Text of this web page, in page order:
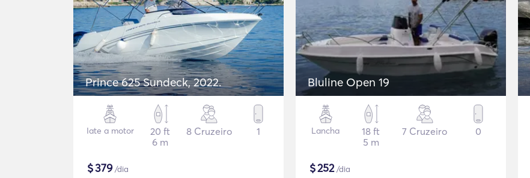
Prince 625 Sundeck, 2022.
Iate a motor
20 ft
6 m
8 Cruzeiro 1
$379/dia
Bluline Open 19
Lancha
18 ft
5 m
7 Cruzeiro 0
$252/dia